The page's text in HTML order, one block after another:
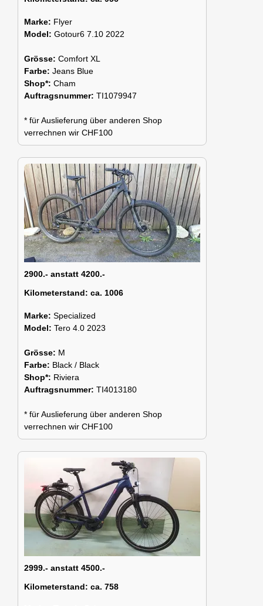
Marke: Flyer
Model: Gotour6 7.10 2022
Grösse: Comfort XL
Farbe: Jeans Blue
Shop*: Cham
Auftragsnummer: TI1079947
* für Auslieferung über anderen Shop
verrechnen wir CHF100
2900.- anstatt 4200.-
Kilometerstand: ca. 1006
Marke: Specialized
Model: Tero 4.0 2023
Grösse: M
Farbe: Black / Black
Shop*: Riviera
Auftragsnummer: TI4013180
* für Auslieferung über anderen Shop
verrechnen wir CHF100
2999.- anstatt 4500.-
Kilometerstand: ca. 758